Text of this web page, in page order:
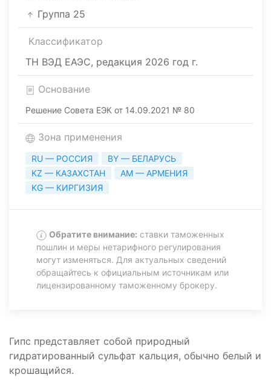
Группа 25
Классификатор
ТН ВЭД ЕАЭС, редакция 2026 год г.
Основание
Решение Совета ЕЭК от 14.09.2021 № 80
Зона применения
RU — РОССИЯ
BY — БЕЛАРУСЬ
KZ — КАЗАХСТАН
AM — АРМЕНИЯ
KG — КИРГИЗИЯ
Обратите внимание: ставки таможенных
пошлин и меры нетарифного регулирования
могут изменяться. Для актуальных сведений
обращайтесь к официальным источникам или
лицензированному таможенному брокеру.
Гипс представляет собой природный
гидратированный сульфат кальция, обычно белый и
крошащийся.